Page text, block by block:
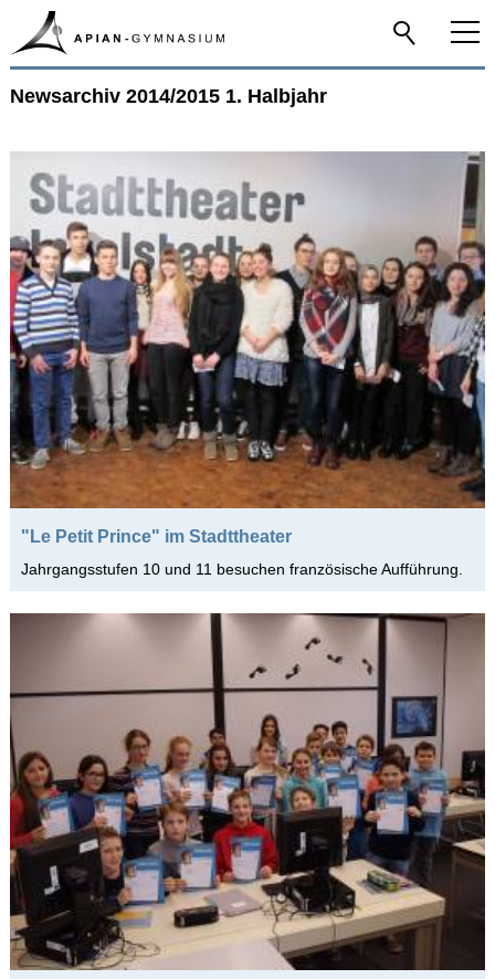
Home
Aktuelle News
Newsarchiv
2024/2025 2. HJ
2024/2025 1. HJ
2023/2024 2. HJ
2023/2024 1. HJ
2022/2023 2. HJ
2022/2023 1. HJ
2021/2022 2. HJ
2021/2022 1. HJ
2020/2021 2. HJ
2020/2021 1. HJ
2019/2020 2. HJ
2019/2020 1. HJ
2018/2019 2. HJ
2018/2019 1. HJ
2017/2018 2. HJ
2017/2018 1. HJ
2016/2017 2. HJ
2016/2017 1. HJ
2015/2016 2. HJ
2015/2016 1. HJ
Newsarchiv 2014/2015 1. Halbjahr
"Le Petit Prince" im Stadttheater
Jahrgangsstufen 10 und 11 besuchen französische Aufführung.